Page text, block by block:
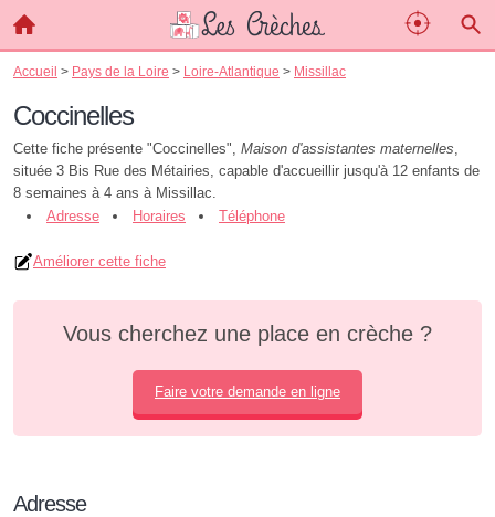
Accueil > Pays de la Loire > Loire-Atlantique > Missillac
Coccinelles
Cette fiche présente "Coccinelles", Maison d'assistantes maternelles,
située 3 Bis Rue des Métairies, capable d'accueillir jusqu'à 12 enfants de
8 semaines à 4 ans à Missillac.
Adresse
Horaires Téléphone
Améliorer cette fiche
Vous cherchez une place en crèche ?
Faire votre demande en ligne
Adresse